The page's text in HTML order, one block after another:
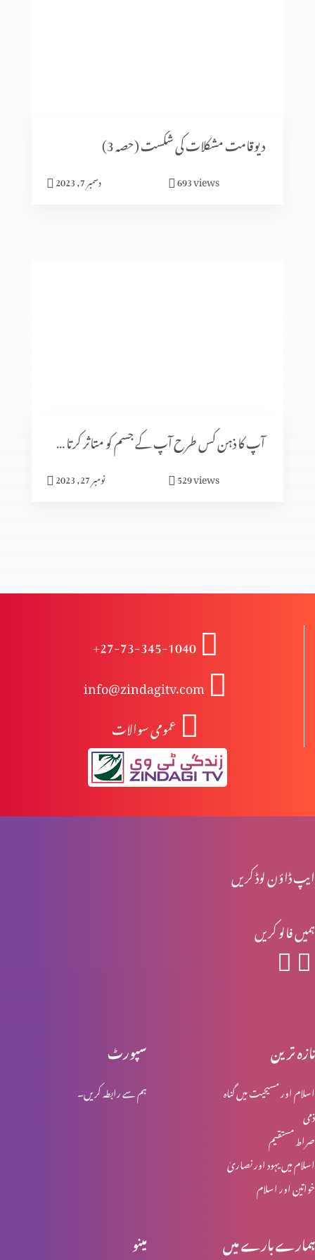
میں جلدی میں مگر خدا نہیں
گلتیوں (حصہ 2)
درد سے پاک راستے کے خطرات (2-2)
درد سے پاک راستے کے خطرات (1-2)
یسوع کی تمثیلیں: خود کو پرکھنا (2-2)
دیوقامت مشکلات کی شکست (حصہ 3)
دسمبر 7, 2023 693views
آپ کا ذہن کس طرح آپ کے جسم کو متاثر کرتا ہے (پارٹ 2)
نومبر 27, 2023 529views
+27-73-345-1040
info@zindagitv.com
عمومی سوالات
ایپ ڈاؤن لوڈ کریں
ہمیں فالو کریں
سپورٹ
ہم سے رابطہ کریں۔
تازہ ترین
اسلام اور مسیحیت میں گناہ
ذمی
صراط مستقیم
اسلام میں یہود اور نصاریٰ
خواتین اور اسلام
مینو ہمارے بارے میں